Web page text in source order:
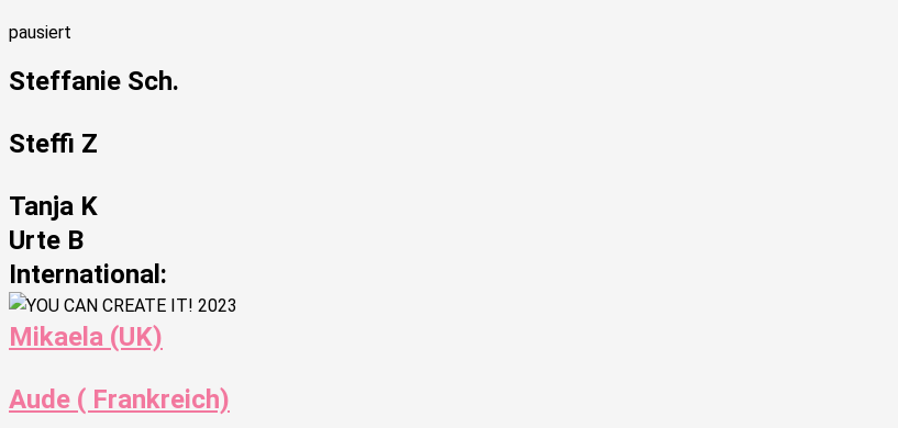
pausiert
Steffanie Sch.
Steffi Z
Tanja K
Urte B
International:
Mikaela (UK)
Aude ( Frankreich)